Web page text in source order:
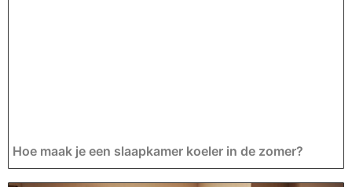
Hoe maak je een slaapkamer koeler in de zomer?